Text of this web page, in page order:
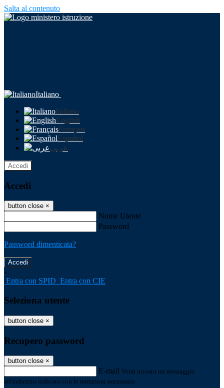
Salta al contenuto
Italiano
Italiano
English
Français
Español
عربى
Accedi
Accedi
button close ×
Nome Utente
Password
Password dimenticata?
-
Entra con SPID Entra con CIE
Seleziona utente
button close ×
Recupero password
button close ×
E-mail Verrà inviato un messaggio
all'indirizzo indicato con le istruzioni necessarie.